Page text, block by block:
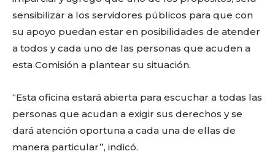
Facebook
Twitter
EmailWhatsApp
Copy
Link
Gmail
Telegram
out!
Sing up for our newsletter
to stay in the loop.
sensibilizar a los servidores públicos para que con
su apoyo puedan estar en posibilidades de atender
a todos y cada uno de las personas que acuden a
esta Comisión a plantear su situación.
“Esta oficina estará abierta para escuchar a todas las
personas que acudan a exigir sus derechos y se
dará atención oportuna a cada una de ellas de
manera particular”, indicó.